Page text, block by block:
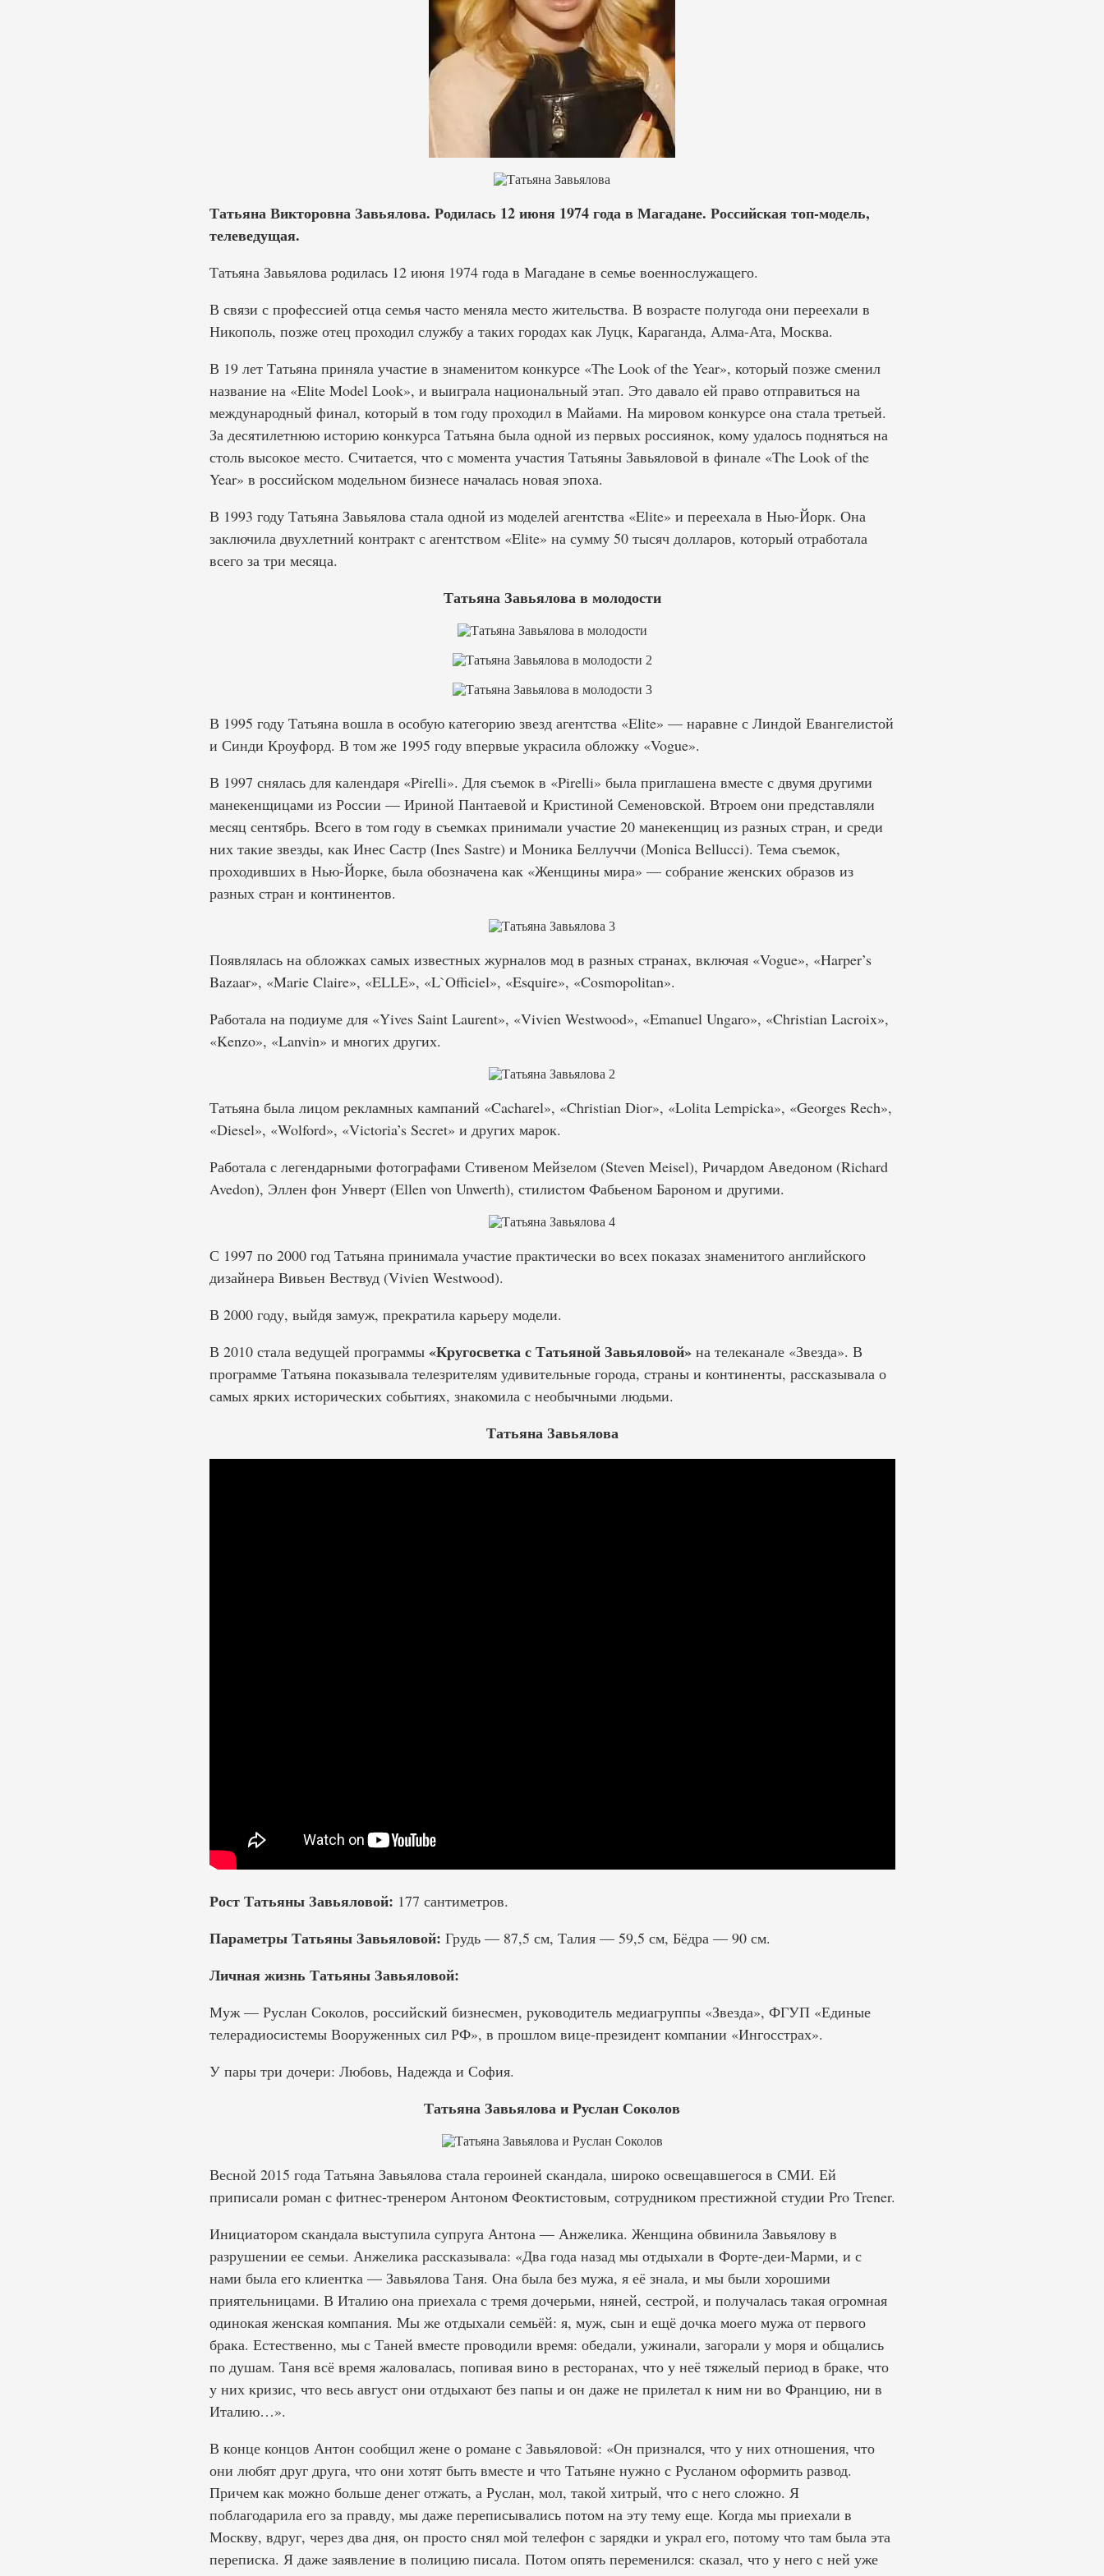
Татьяна Викторовна Завьялова. Родилась 12 июня 1974 года в Магадане. Российская топ-модель,
телеведущая.
Татьяна Завьялова родилась 12 июня 1974 года в Магадане в семье военнослужащего.
В связи с профессией отца семья часто меняла место жительства. В возрасте полугода они переехали в
Никополь, позже отец проходил службу а таких городах как Луцк, Караганда, Алма-Ата, Москва.
В 19 лет Татьяна приняла участие в знаменитом конкурсе «The Look of the Year», который позже сменил
название на «Elite Model Look», и выиграла национальный этап. Это давало ей право отправиться на
международный финал, который в том году проходил в Майами. На мировом конкурсе она стала третьей.
За десятилетнюю историю конкурса Татьяна была одной из первых россиянок, кому удалось подняться на
столь высокое место. Считается, что с момента участия Татьяны Завьяловой в финале «The Look of the
Year» в российском модельном бизнесе началась новая эпоха.
В 1993 году Татьяна Завьялова стала одной из моделей агентства «Elite» и переехала в Нью-Йорк. Она
заключила двухлетний контракт с агентством «Elite» на сумму 50 тысяч долларов, который отработала
всего за три месяца.
Татьяна Завьялова в молодости
В 1995 году Татьяна вошла в особую категорию звезд агентства «Elite» — наравне с Линдой Евангелистой
и Синди Кроуфорд. В том же 1995 году впервые украсила обложку «Vogue».
В 1997 снялась для календаря «Pirelli». Для съемок в «Pirelli» была приглашена вместе с двумя другими
манекенщицами из России — Ириной Пантаевой и Кристиной Семеновской. Втроем они представляли
месяц сентябрь. Всего в том году в съемках принимали участие 20 манекенщиц из разных стран, и среди
них такие звезды, как Инес Састр (Ines Sastre) и Моника Беллуччи (Monica Bellucci). Тема съемок,
проходивших в Нью-Йорке, была обозначена как «Женщины мира» — собрание женских образов из
разных стран и континентов.
Появлялась на обложках самых известных журналов мод в разных странах, включая «Vogue», «Harper’s
Bazaar», «Marie Claire», «ELLE», «L`Officiel», «Esquire», «Cosmopolitan».
Работала на подиуме для «Yives Saint Laurent», «Vivien Westwood», «Emanuel Ungaro», «Christian Lacroix»,
«Kenzo», «Lanvin» и многих других.
Татьяна была лицом рекламных кампаний «Cacharel», «Christian Dior», «Lolita Lempicka», «Georges Rech»,
«Diesel», «Wolford», «Victoria’s Secret» и других марок.
Работала с легендарными фотографами Стивеном Мейзелом (Steven Meisel), Ричардом Аведоном (Richard
Avedon), Эллен фон Унверт (Ellen von Unwerth), стилистом Фабьеном Бароном и другими.
С 1997 по 2000 год Татьяна принимала участие практически во всех показах знаменитого английского
дизайнера Вивьен Вествуд (Vivien Westwood).
В 2000 году, выйдя замуж, прекратила карьеру модели.
В 2010 стала ведущей программы «Кругосветка с Татьяной Завьяловой»на телеканале «Звезда». В
программе Татьяна показывала телезрителям удивительные города, страны и континенты, рассказывала о
самых ярких исторических событиях, знакомила с необычными людьми.
Татьяна Завьялова
Рост Татьяны Завьяловой: 177 сантиметров.
Параметры Татьяны Завьяловой: Грудь — 87,5 см, Талия — 59,5 см, Бёдра — 90 см.
Личная жизнь Татьяны Завьяловой:
Муж — Руслан Соколов, российский бизнесмен, руководитель медиагруппы «Звезда», ФГУП «Единые
телерадиосистемы Вооруженных сил РФ», в прошлом вице-президент компании «Ингосстрах».
У пары три дочери: Любовь, Надежда и София.
Татьяна Завьялова и Руслан Соколов
Весной 2015 года Татьяна Завьялова стала героиней скандала, широко освещавшегося в СМИ. Ей
приписали роман с фитнес-тренером Антоном Феоктистовым, сотрудником престижной студии Pro Trener.
Инициатором скандала выступила супруга Антона — Анжелика. Женщина обвинила Завьялову в
разрушении ее семьи. Анжелика рассказывала: «Два года назад мы отдыхали в Форте-деи-Марми, и с
нами была его клиентка — Завьялова Таня. Она была без мужа, я её знала, и мы были хорошими
приятельницами. В Италию она приехала с тремя дочерьми, няней, сестрой, и получалась такая огромная
одинокая женская компания. Мы же отдыхали семьёй: я, муж, сын и ещё дочка моего мужа от первого
брака. Естественно, мы с Таней вместе проводили время: обедали, ужинали, загорали у моря и общались
по душам. Таня всё время жаловалась, попивая вино в ресторанах, что у неё тяжелый период в браке, что
у них кризис, что весь август они отдыхают без папы и он даже не прилетал к ним ни во Францию, ни в
Италию…».
В конце концов Антон сообщил жене о романе с Завьяловой: «Он признался, что у них отношения, что
они любят друг друга, что они хотят быть вместе и что Татьяне нужно с Русланом оформить развод.
Причем как можно больше денег отжать, а Руслан, мол, такой хитрый, что с него сложно. Я
поблагодарила его за правду, мы даже переписывались потом на эту тему еще. Когда мы приехали в
Москву, вдруг, через два дня, он просто снял мой телефон с зарядки и украл его, потому что там была эта
переписка. Я даже заявление в полицию писала. Потом опять переменился: сказал, что у него с ней уже